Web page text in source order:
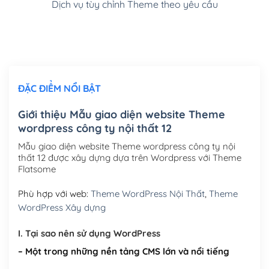
Cài đặt SMTP Mail cho site Wordpress(+100,000₫)
Mua thêm Host + Tên miền
Tên miền quốc tế .com .net .org (1 năm)
Tên miền Việt Nam .vn (1 năm)(+550,000₫)
Hosting 2GB SSD (1 năm)(+450,000₫)
Hosting 5GB SSD (1 năm)
Dịch vụ tùy chỉnh Theme theo yêu cầu
ĐẶC ĐIỂM NỔI BẬT
Giới thiệu Mẫu giao diện website Theme
wordpress công ty nội thất 12
Mẫu giao diện website Theme wordpress công ty nội
thất 12 được xây dựng dựa trên Wordpress với Theme
Flatsome
Phù hợp với web: Theme WordPress Nội Thất, Theme
WordPress Xây dựng
I. Tại sao nên sử dụng WordPress
– Một trong những nền tảng CMS lớn và nổi tiếng